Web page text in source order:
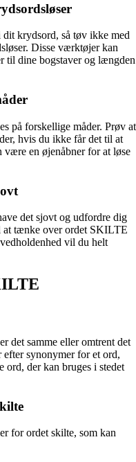
krydsord, så tøv ikke med
Disse værktøjer kan
til dine bogstaver og længden
på forskellige måder. Prøv at
hvis du ikke får det til at
være en øjenåbner for at løse
det sjovt og udfordre dig
tænke over ordet SKILTE
vil du helt
det samme eller omtrent det
efter synonymer for et ord,
ord, der kan bruges i stedet
for ordet skilte, som kan